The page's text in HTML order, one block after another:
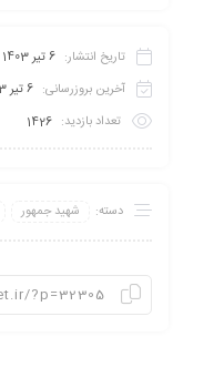
تاریخ انتشار: 6 تیر 1403
آخرین بروزرسانی: 6 تیر 1403
تعداد بازدید: 1426
دسته: شهید جمهور